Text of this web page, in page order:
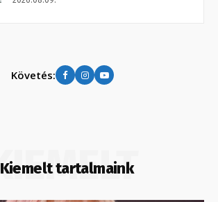
Követés:
Kiemelt tartalmaink
KIEMELT